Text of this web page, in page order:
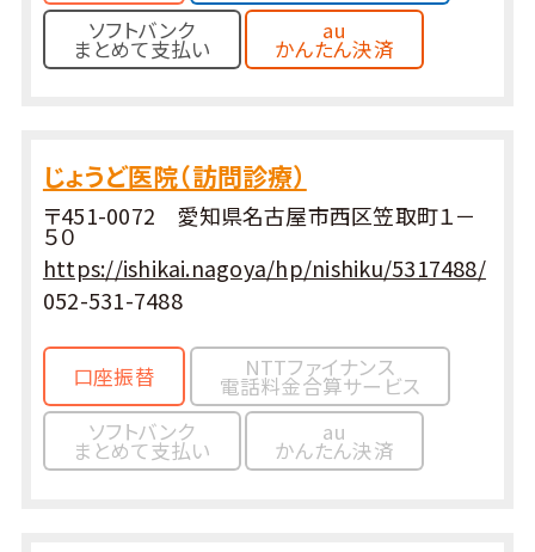
ソフトバンク
まとめて支払い
au
かんたん決済
じょうど医院（訪問診療）
〒451-0072 愛知県名古屋市西区笠取町１－
５０
https://ishikai.nagoya/hp/nishiku/5317488/
052-531-7488
口座振替 NTTファイナンス
電話料金合算サービス
ソフトバンク
まとめて支払い
au
かんたん決済